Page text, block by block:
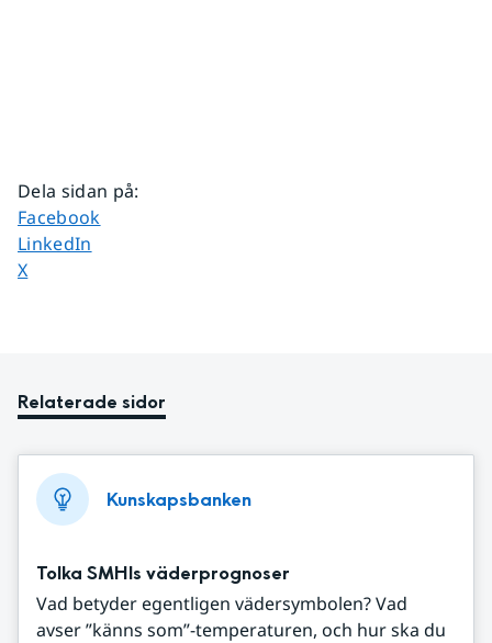
Dela sidan på:
Dela sidan på
Facebook
Dela sidan på
LinkedIn
Dela sidan på
X
Relaterade sidor
Kunskapsbanken
Tolka SMHIs väderprognoser
Vad betyder egentligen vädersymbolen? Vad
avser ”känns som”-temperaturen, och hur ska du